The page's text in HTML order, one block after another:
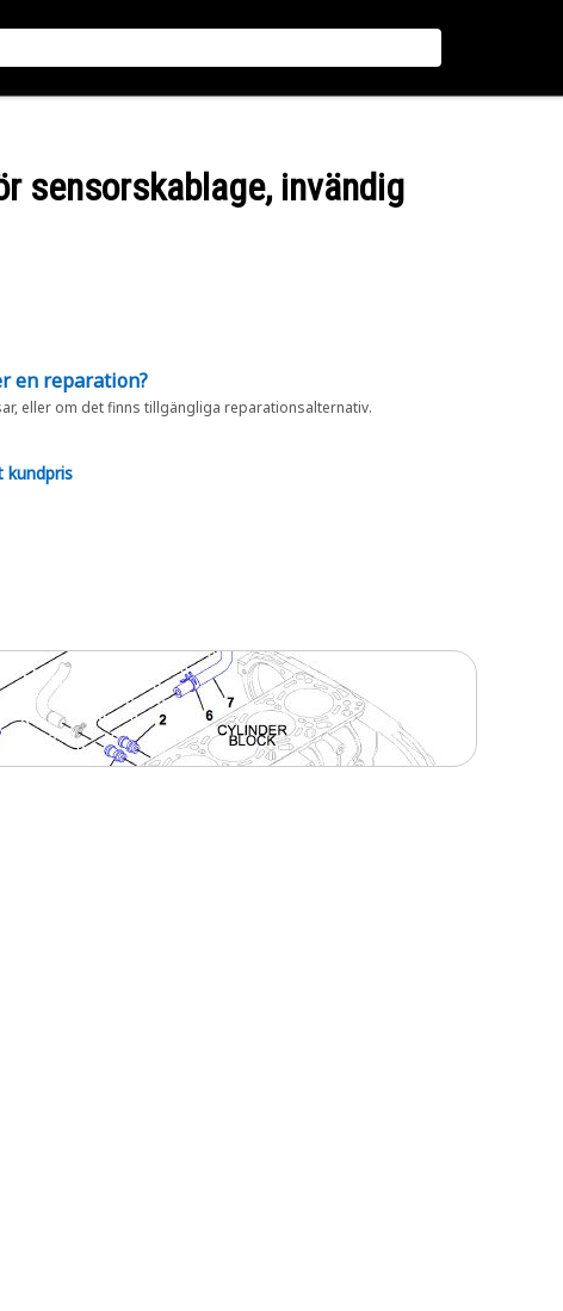
sensorskablage, invändig
en reparation?
eller om det finns tillgängliga reparationsalternativ.